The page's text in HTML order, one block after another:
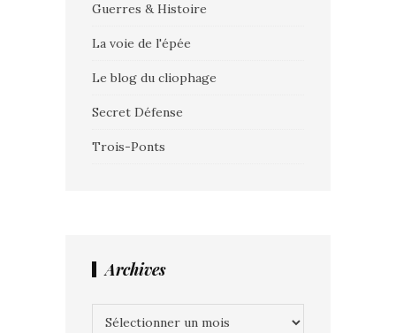
Guerres & Histoire
La voie de l'épée
Le blog du cliophage
Secret Défense
Trois-Ponts
Archives